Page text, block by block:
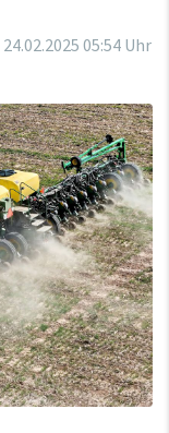
24.02.202505:54Uhr